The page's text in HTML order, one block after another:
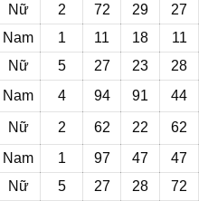
Nữ
2 72 29 27
Nam 1 11 18
11
Nữ
5 27 23 28
Nam 4 94 91 44
Nữ 2 62 22 62
Nam 1 97 47
47
Nữ
5 27 28
72